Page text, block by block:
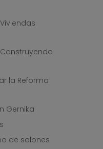
la Reforma
Gernika
de salones